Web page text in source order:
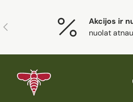
Ankstesnis
Akcijos ir
nuolat